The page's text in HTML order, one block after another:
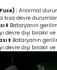
: Anormal
kısa devre
⬇️ Bataryanın
dışı bırakır
⬆️ Bataryanın
dışı bırakır